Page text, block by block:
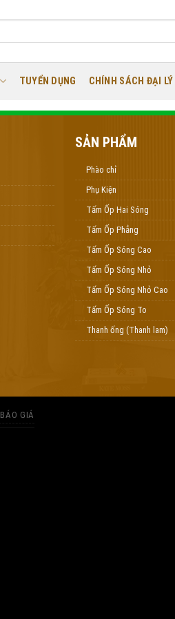
TUYỂN DỤNG CHÍNH SÁCH ĐẠI LÝ
SẢN PHẨM
Phào chỉ
Phụ Kiện
Tấm Ốp Hai Sóng
Tấm Ốp Phẳng
Tấm Ốp Sóng Cao
Tấm Ốp Sóng Nhỏ
Tấm Ốp Sóng Nhỏ Cao
Tấm Ốp Sóng To
Thanh ống (Thanh lam)
BÁO GIÁ